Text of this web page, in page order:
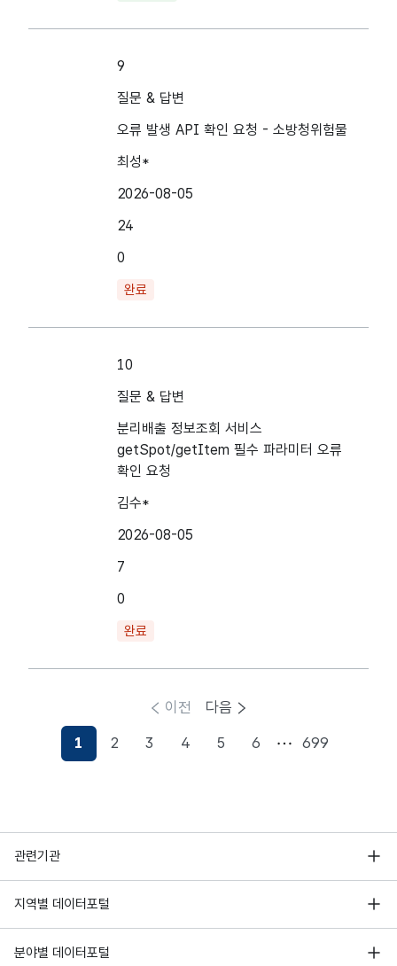
9
질문 & 답변
오류 발생 API 확인 요청 - 소방청위험물
최성*
2026-08-05
24
0
완료
10
질문 & 답변
분리배출 정보조회 서비스
getSpot/getItem 필수 파라미터 오류
확인 요청
김수*
2026-08-05
7
0
완료
이전
1
2 3 4 5 6 699
다음
관련기관
행정안전부
한국지능정보사회진흥원
국가정보자원관리원
지역별 데이터포털
서울 열린데이터광장
경기데이터드림
분야별 데이터포털
기상자료개방포털